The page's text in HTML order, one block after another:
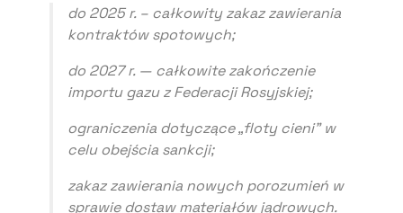
do 2025 r. – całkowity zakaz zawierania
kontraktów spotowych;
do 2027 r. — całkowite zakończenie
importu gazu z Federacji Rosyjskiej;
ograniczenia dotyczące „floty cieni” w
celu obejścia sankcji;
zakaz zawierania nowych porozumień w
sprawie dostaw materiałów jądrowych.